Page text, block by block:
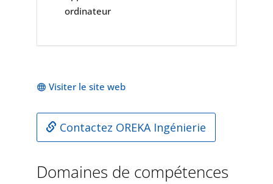
ordinateur
Visiter le site web
Contactez OREKA Ingénierie
Domaines de compétences